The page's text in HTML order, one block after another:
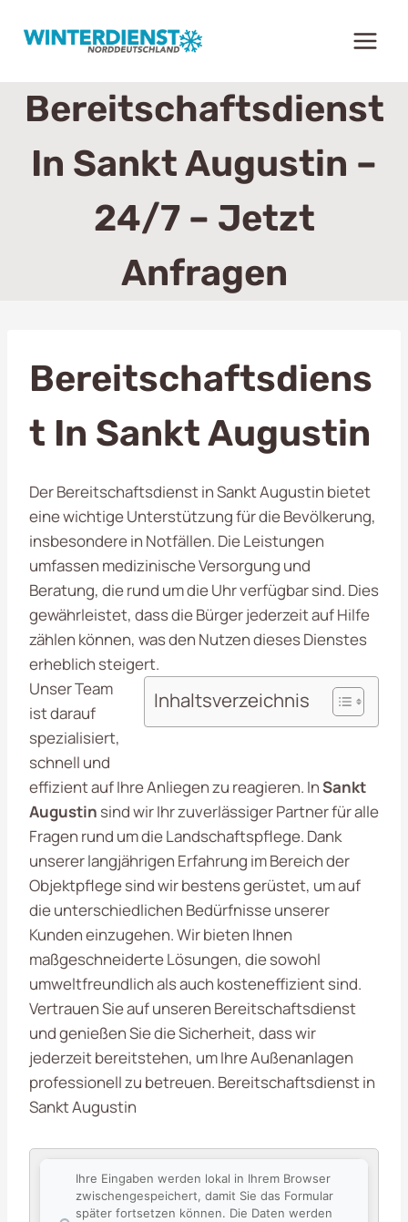
Inhalt
Bereitschaftsdienst
In Sankt Augustin –
24/7 – Jetzt
Anfragen
Bereitschaftsdiens
T In Sankt Augustin
Der Bereitschaftsdienst in Sankt Augustin bietet
eine wichtige Unterstützung für die Bevölkerung,
insbesondere in Notfällen. Die Leistungen
umfassen medizinische Versorgung und
Beratung, die rund um die Uhr verfügbar sind. Dies
gewährleistet, dass die Bürger jederzeit auf Hilfe
zählen können, was den Nutzen dieses Dienstes
erheblich steigert.
Inhaltsverzeichnis
Unser Team
ist darauf
spezialisiert,
schnell und
effizient auf Ihre Anliegen zu reagieren. InSankt
Augustin sind wir Ihr zuverlässiger Partner für alle
Fragen rund um die Landschaftspflege. Dank
unserer langjährigen Erfahrung im Bereich der
Objektpflege sind wir bestens gerüstet, um auf
die unterschiedlichen Bedürfnisse unserer
Kunden einzugehen. Wir bieten Ihnen
maßgeschneiderte Lösungen, die sowohl
umweltfreundlich als auch kosteneffizient sind.
Vertrauen Sie auf unseren Bereitschaftsdienst
und genießen Sie die Sicherheit, dass wir
jederzeit bereitstehen, um Ihre Außenanlagen
professionell zu betreuen. Bereitschaftsdienst in
Sankt Augustin
Ihre Eingaben werden lokal in Ihrem Browser
zwischengespeichert, damit Sie das Formular
später fortsetzen können. Die Daten werden